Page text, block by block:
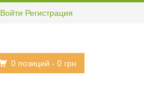
Войти Регистрация
0 позиций - 0 грн